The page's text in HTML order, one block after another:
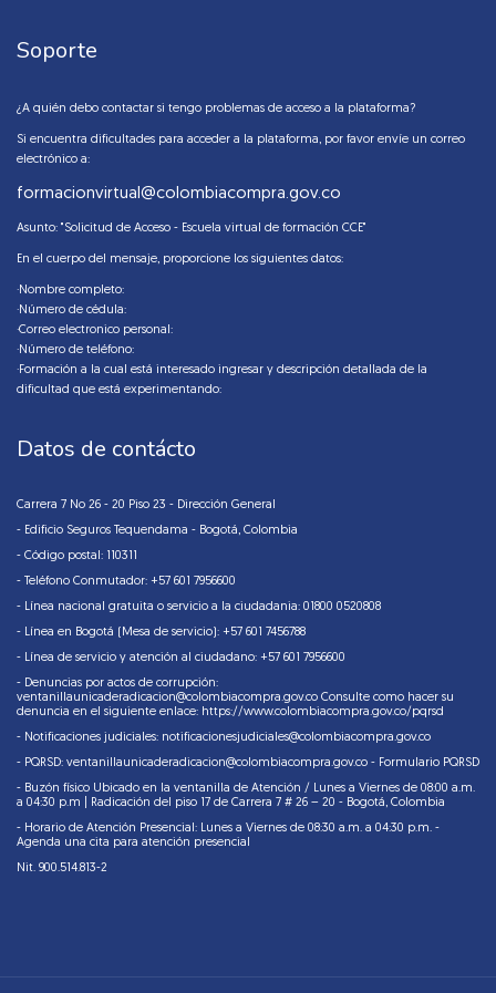
Soporte
¿A quién debo contactar si tengo problemas de acceso a la plataforma?
Si encuentra dificultades para acceder a la plataforma, por favor envíe un correo
electrónico a:
formacionvirtual@colombiacompra.gov.co
Asunto: "Solicitud de Acceso - Escuela virtual de formación CCE"
En el cuerpo del mensaje, proporcione los siguientes datos:
·Nombre completo:
·Número de cédula:
·Correo electronico personal:
·Número de teléfono:
·Formación a la cual está interesado ingresar y descripción detallada de la
dificultad que está experimentando:
Datos de contácto
Carrera 7 No 26 - 20 Piso 23 - Dirección General
- Edificio Seguros Tequendama - Bogotá, Colombia
- Código postal: 110311
- Teléfono Conmutador: +57 601 7956600
- Línea nacional gratuita o servicio a la ciudadania: 01800 0520808
- Línea en Bogotá (Mesa de servicio): +57 601 7456788
- Línea de servicio y atención al ciudadano: +57 601 7956600
- Denuncias por actos de corrupción:
ventanillaunicaderadicacion@colombiacompra.gov.co Consulte como hacer su
denuncia en el siguiente enlace: https://www.colombiacompra.gov.co/pqrsd
- Notificaciones judiciales: notificacionesjudiciales@colombiacompra.gov.co
- PQRSD: ventanillaunicaderadicacion@colombiacompra.gov.co - Formulario PQRSD
- Buzón físico Ubicado en la ventanilla de Atención / Lunes a Viernes de 08:00 a.m.
a 04:30 p.m | Radicación del piso 17 de Carrera 7 # 26 – 20 - Bogotá, Colombia
- Horario de Atención Presencial: Lunes a Viernes de 08:30 a.m. a 04:30 p.m. -
Agenda una cita para atención presencial
Nit. 900.514.813-2